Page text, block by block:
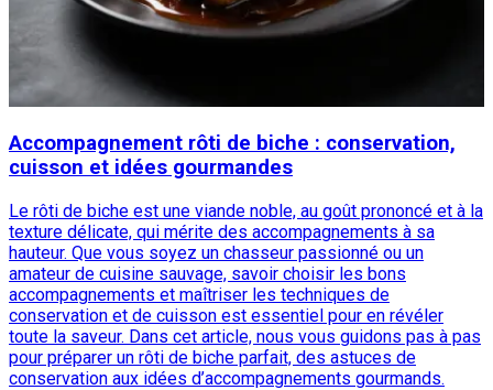
Accompagnement rôti de biche : conservation,
cuisson et idées gourmandes
Le rôti de biche est une viande noble, au goût prononcé et à la
texture délicate, qui mérite des accompagnements à sa
hauteur. Que vous soyez un chasseur passionné ou un
amateur de cuisine sauvage, savoir choisir les bons
accompagnements et maîtriser les techniques de
conservation et de cuisson est essentiel pour en révéler
toute la saveur. Dans cet article, nous vous guidons pas à pas
pour préparer un rôti de biche parfait, des astuces de
conservation aux idées d’accompagnements gourmands.